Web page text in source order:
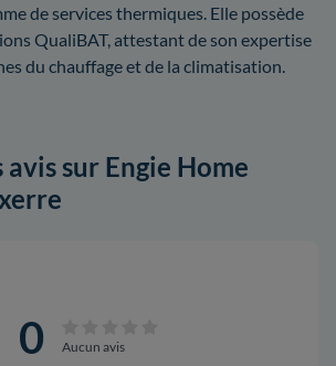
de services thermiques. Elle possède
QualiBAT, attestant de son expertise
du chauffage et de la climatisation.
avis sur Engie Home
0 Aucun avis